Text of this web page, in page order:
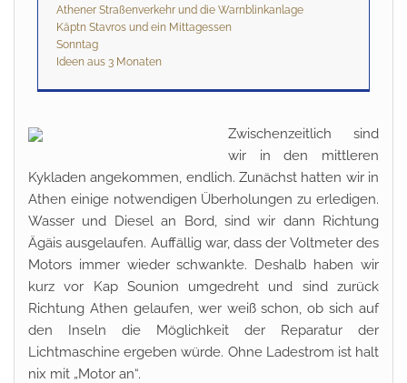
Athener Straßenverkehr und die Warnblinkanlage
Käptn Stavros und ein Mittagessen
Sonntag
Ideen aus 3 Monaten
Zwischenzeitlich sind
wir in den mittleren
Kykladen angekommen, endlich. Zunächst hatten wir in
Athen einige notwendigen Überholungen zu erledigen.
Wasser und Diesel an Bord, sind wir dann Richtung
Ägäis ausgelaufen. Auffällig war, dass der Voltmeter des
Motors immer wieder schwankte. Deshalb haben wir
kurz vor Kap Sounion umgedreht und sind zurück
Richtung Athen gelaufen, wer weiß schon, ob sich auf
den Inseln die Möglichkeit der Reparatur der
Lichtmaschine ergeben würde. Ohne Ladestrom ist halt
nix mit „Motor an“.